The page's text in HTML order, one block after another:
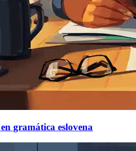
gramática eslovena